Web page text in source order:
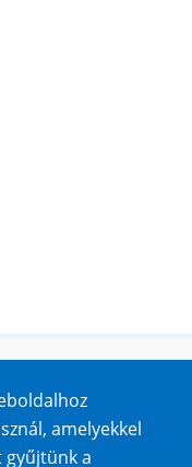
amelyekkel
a